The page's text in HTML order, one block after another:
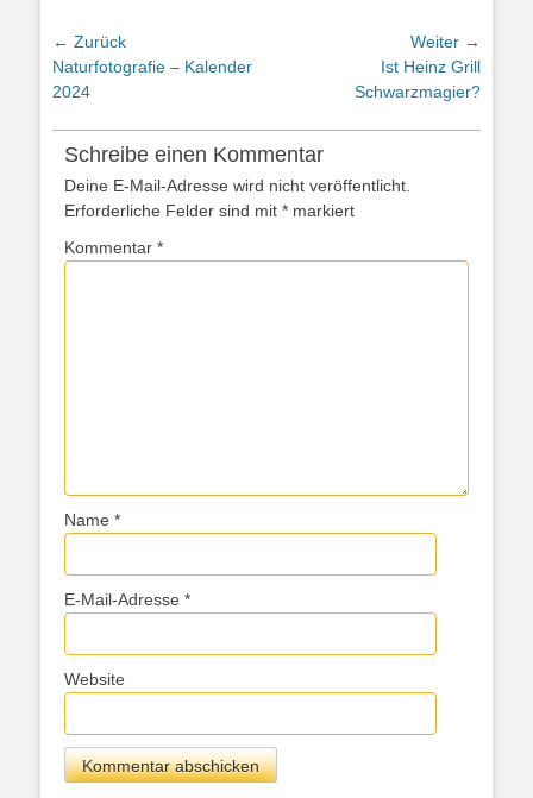
Beitragsnavigation
← Zurück
Vorheriger
Beitrag:
Naturfotografie – Kalender
2024
Weiter →
Ist Heinz Grill
Schwarzmagier?
Schreibe einen Kommentar
Deine E-Mail-Adresse wird nicht veröffentlicht.
Erforderliche Felder sind mit * markiert
Kommentar *
Name *
E-Mail-Adresse *
Website